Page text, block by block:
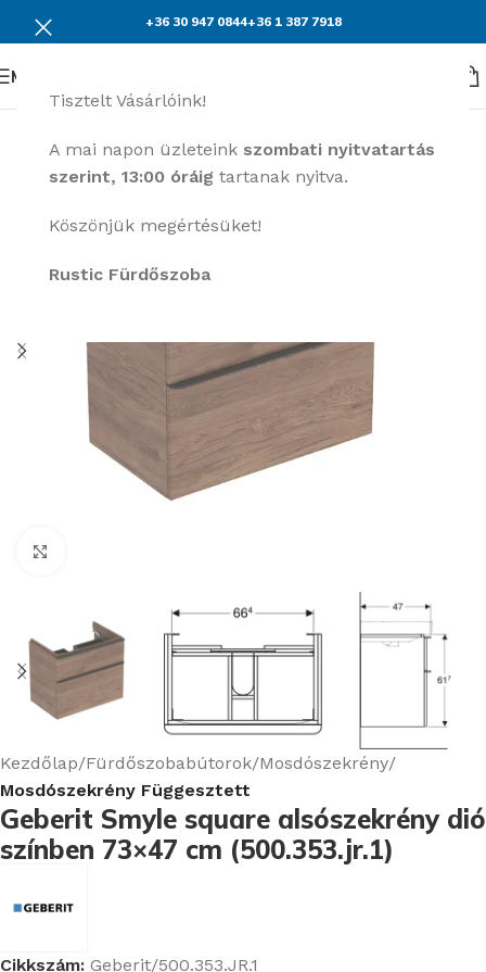
Tisztelt Vásárlóink!
A mai napon üzleteink szombati nyitvatartás
szerint, 13:00 óráig tartanak nyitva.
Köszönjük megértésüket!
Rustic Fürdőszoba
+36 30 947 0844+36 1 387 7918
Menü
Kezdőlap Fürdőszobabútorok Mosdószekrény
Mosdószekrény Függesztett
Geberit Smyle square alsószekrény dió
színben 73×47 cm (500.353.jr.1)
Cikkszám: Geberit/500.353.JR.1